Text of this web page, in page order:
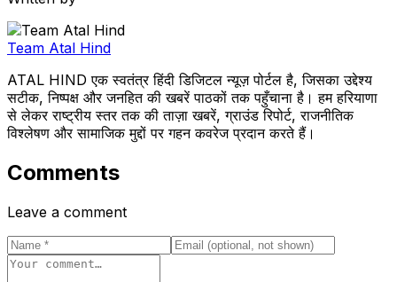
Team Atal Hind
ATAL HIND एक स्वतंत्र हिंदी डिजिटल न्यूज़ पोर्टल है, जिसका उद्देश्य
सटीक, निष्पक्ष और जनहित की खबरें पाठकों तक पहुँचाना है। हम हरियाणा
से लेकर राष्ट्रीय स्तर तक की ताज़ा खबरें, ग्राउंड रिपोर्ट, राजनीतिक
विश्लेषण और सामाजिक मुद्दों पर गहन कवरेज प्रदान करते हैं।
Comments
Leave a comment